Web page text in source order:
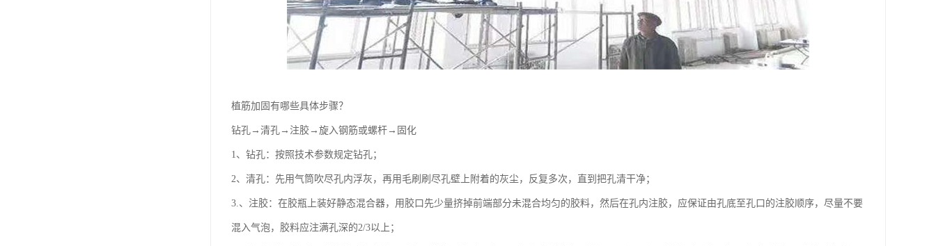
植筋加固有哪些具体步骤？
钻孔→清孔→注胶→旋入钢筋或螺杆→固化
1、钻孔：按照技术参数规定钻孔；
2、清孔：先用气筒吹尽孔内浮灰，再用毛刷刷尽孔壁上附着的灰尘，反复多次，直到把孔清干净；
3.、注胶：在胶瓶上装好静态混合器，用胶口先少量挤掉前端部分未混合均匀的胶料，然后在孔内注胶，应保证由孔底至孔口的注胶顺序，尽量不要
混入气泡，胶料应注满孔深的2/3以上；